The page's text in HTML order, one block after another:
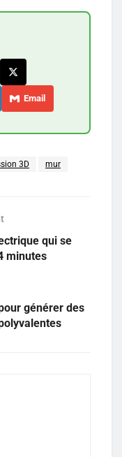
Email
3D mur
qui se
minutes
générer des